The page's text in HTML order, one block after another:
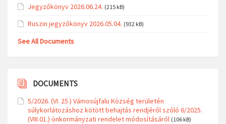
Jegyzőkönyv 2026.06.24. (215 kB)
Ruszin jegyzőkönyv 2026.05.04. (932 kB)
See All Documents
DOCUMENTS
5/2026. (VI. 25.) Vámosújfalu Község területén
súlykorlátozáshoz kötött behajtás rendjéről szóló 6/2025.
(VIII.01.) önkormányzati rendelet módosításáról (106 kB)